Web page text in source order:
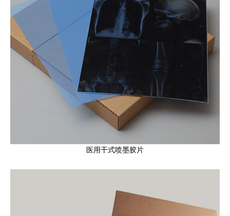
医用干式喷墨胶片